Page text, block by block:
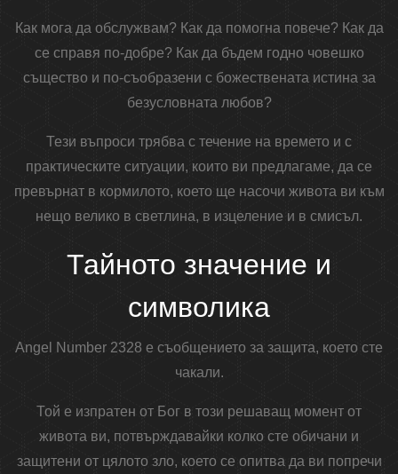
Как мога да обслужвам? Как да помогна повече? Как да
се справя по-добре? Как да бъдем годно човешко
същество и по-съобразени с божествената истина за
безусловната любов?
Тези въпроси трябва с течение на времето и с
практическите ситуации, които ви предлагаме, да се
превърнат в кормилото, което ще насочи живота ви към
нещо велико в светлина, в изцеление и в смисъл.
Тайното значение и
символика
Angel Number 2328 е съобщението за защита, което сте
чакали.
Той е изпратен от Бог в този решаващ момент от
живота ви, потвърждавайки колко сте обичани и
защитени от цялото зло, което се опитва да ви попречи